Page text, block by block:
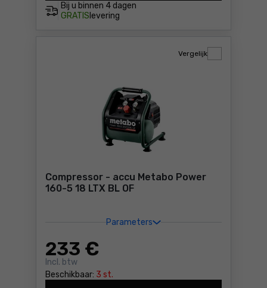
Bij u binnen 4 dagen
GRATIS levering
Compressor - accu Metabo Power
160-5 18 LTX BL OF
Parameters
233 €
Incl. btw
Beschikbaar: 3 st.
Vergelijk